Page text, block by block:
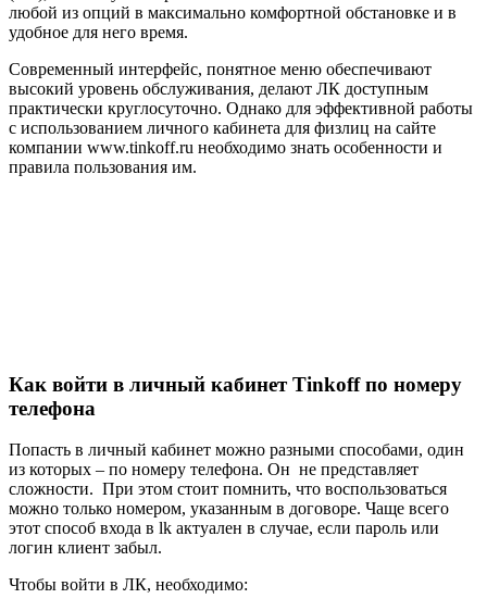
любой из опций в максимально комфортной обстановке и в
удобное для него время.
Современный интерфейс, понятное меню обеспечивают
высокий уровень обслуживания, делают ЛК доступным
практически круглосуточно. Однако для эффективной работы
с использованием личного кабинета для физлиц на сайте
компании www.tinkoff.ru необходимо знать особенности и
правила пользования им.
Как войти в личный кабинет Tinkoff по номеру
телефона
Попасть в личный кабинет можно разными способами, один
из которых – по номеру телефона. Он не представляет
сложности. При этом стоит помнить, что воспользоваться
можно только номером, указанным в договоре. Чаще всего
этот способ входа в lk актуален в случае, если пароль или
логин клиент забыл.
Чтобы войти в ЛК, необходимо: